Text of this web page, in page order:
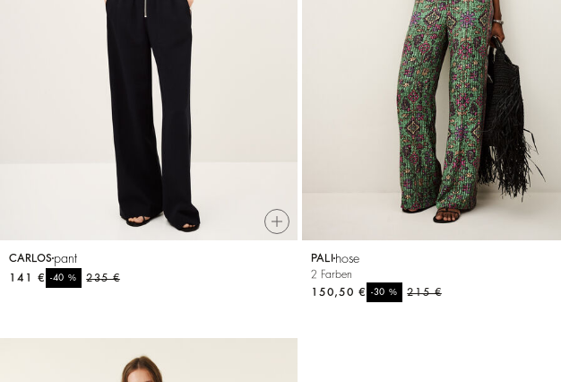
CARLOS pant
235 €
-40%
141 €
PALI hose
2 Farben
215 €
-30%
150,50 €